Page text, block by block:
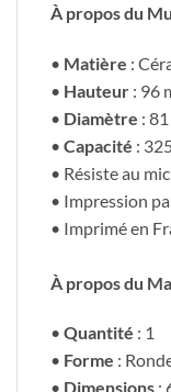
À propos du
• Matière :
• Hauteur : 96
• Diamètre :
• Capacité :
• Résiste au
• Impression
• Imprimé en
À propos du
• Quantité : 1
• Forme :
• Dimensions :